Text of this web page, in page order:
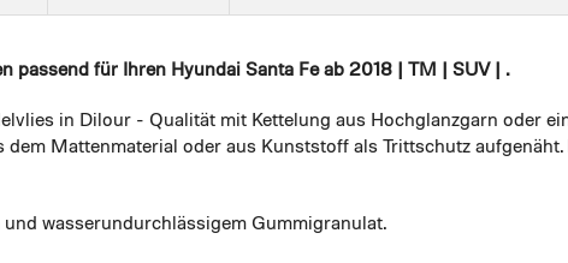
passend für Ihren Hyundai Santa Fe ab 2018 | TM | SUV | .
in Dilour - Qualität mit Kettelung aus Hochglanzgarn oder
Mattenmaterial oder aus Kunststoff als Trittschutz
wasserundurchlässigem Gummigranulat.